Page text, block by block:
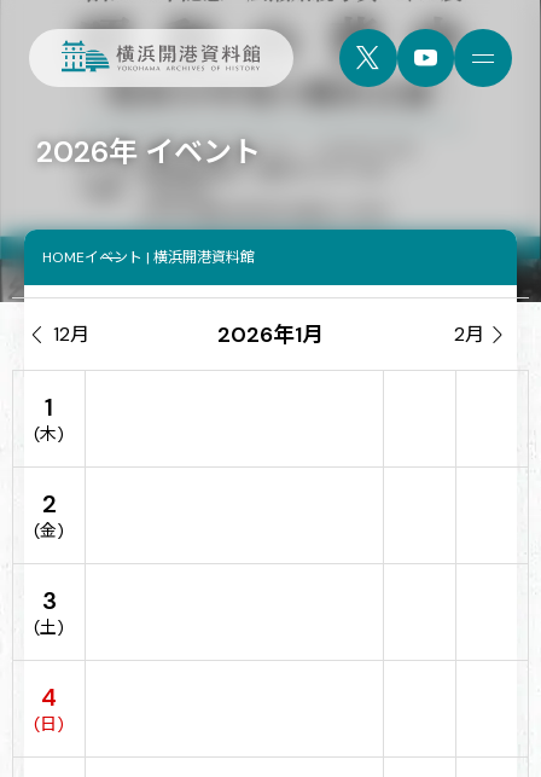
2026年 イベント
HOMEイベント | 横浜開港資料館
 12月 2026年1月 2月 
1
(木)
2
(金)
3
(土)
4
(日)